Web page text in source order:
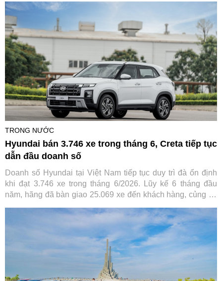
vừa đạt cột mốc 40.000 xe lăn bánh tại Việt Nam.
TRONG NƯỚC
Hyundai bán 3.746 xe trong tháng 6, Creta tiếp tục
dẫn đầu doanh số
Doanh số Hyundai tại Việt Nam tiếp tục duy trì đà ổn định
khi đạt 3.746 xe trong tháng 6/2026. Lũy kế 6 tháng đầu
năm, hãng đã bàn giao 25.069 xe đến khách hàng, củng cố